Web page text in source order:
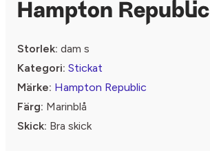
Hampton Republic
Storlek: dam s
Kategori: Stickat
Märke: Hampton Republic
Färg: Marinblå
Skick: Bra skick